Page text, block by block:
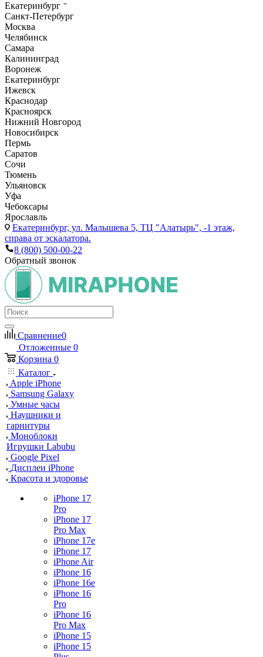
Екатеринбург
Санкт-Петербург
Москва
Челябинск
Самара
Калининград
Воронеж
Екатеринбург
Ижевск
Краснодар
Красноярск
Нижний Новгород
Новосибирск
Пермь
Саратов
Сочи
Тюмень
Ульяновск
Уфа
Чебоксары
Ярославль
Екатеринбург, ул. Малышева 5, ТЦ "Алатырь", -1 этаж,
справа от эскалатора.
8 (800) 500-00-22
Обратный звонок
Сравнение0
Отложенные 0
Корзина 0
Каталог
Apple iPhone
Samsung Galaxy
Умные часы
Наушники и
гарнитуры
Моноблоки
Игрушки Labubu
Google Pixel
Дисплеи iPhone
Красота и здоровье
iPhone 17
Pro
iPhone 17
Pro Max
iPhone 17e
iPhone 17
iPhone Air
iPhone 16
iPhone 16e
iPhone 16
Pro
iPhone 16
Pro Max
iPhone 15
iPhone 15